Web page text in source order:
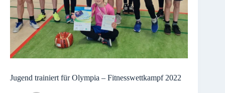
Jugend trainiert für Olympia – Fitnesswettkampf 2022